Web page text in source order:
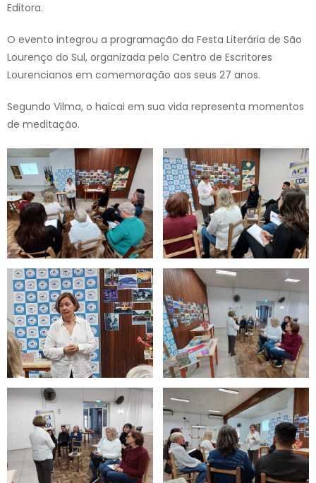
Editora.
O evento integrou a programação da Festa Literária de São
Lourenço do Sul, organizada pelo Centro de Escritores
Lourencianos em comemoração aos seus 27 anos.
Segundo Vilma, o haicai em sua vida representa momentos
de meditação.